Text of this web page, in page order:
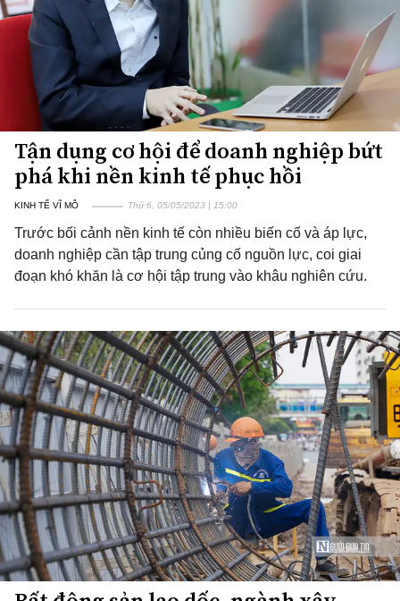
Tận dụng cơ hội để doanh nghiệp bứt
phá khi nền kinh tế phục hồi
KINH TẾ VĨ MÔ Thứ 6, 05/05/2023 | 15:00
Trước bối cảnh nền kinh tế còn nhiều biến cố và áp lực,
doanh nghiệp cần tập trung củng cố nguồn lực, coi giai
đoạn khó khăn là cơ hội tập trung vào khâu nghiên cứu.